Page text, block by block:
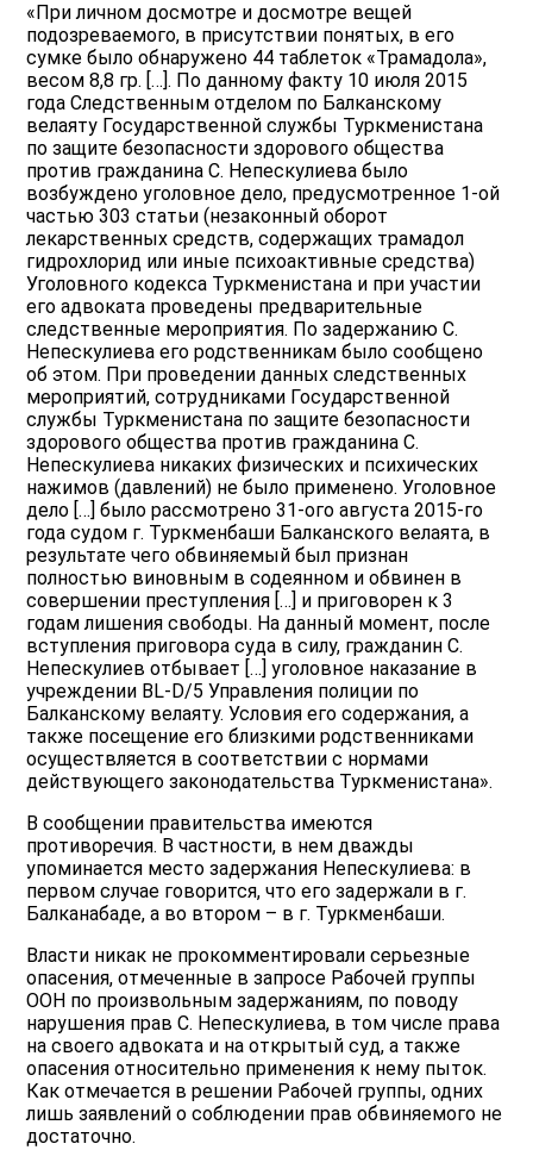
«При личном досмотре и досмотре вещей
подозреваемого, в присутствии понятых, в его
сумке было обнаружено 44 таблеток «Трамадола»,
весом 8,8 гр. […]. По данному факту 10 июля 2015
года Следственным отделом по Балканскому
велаяту Государственной службы Туркменистана
по защите безопасности здорового общества
против гражданина С. Непескулиева было
возбуждено уголовное дело, предусмотренное 1-ой
частью 303 статьи (незаконный оборот
лекарственных средств, содержащих трамадол
гидрохлорид или иные психоактивные средства)
Уголовного кодекса Туркменистана и при участии
его адвоката проведены предварительные
следственные мероприятия. По задержанию С.
Непескулиева его родственникам было сообщено
об этом. При проведении данных следственных
мероприятий, сотрудниками Государственной
службы Туркменистана по защите безопасности
здорового общества против гражданина С.
Непескулиева никаких физических и психических
нажимов (давлений) не было применено. Уголовное
дело […] было рассмотрено 31-ого августа 2015-го
года судом г. Туркменбаши Балканского велаята, в
результате чего обвиняемый был признан
полностью виновным в содеянном и обвинен в
совершении преступления […] и приговорен к 3
годам лишения свободы. На данный момент, после
вступления приговора суда в силу, гражданин С.
Непескулиев отбывает […] уголовное наказание в
учреждении BL-D/5 Управления полиции по
Балканскому велаяту. Условия его содержания, а
также посещение его близкими родственниками
осуществляется в соответствии с нормами
действующего законодательства Туркменистана».
В сообщении правительства имеются
противоречия. В частности, в нем дважды
упоминается место задержания Непескулиева: в
первом случае говорится, что его задержали в г.
Балканабаде, а во втором – в г. Туркменбаши.
Власти никак не прокомментировали серьезные
опасения, отмеченные в запросе Рабочей группы
ООН по произвольным задержаниям, по поводу
нарушения прав С. Непескулиева, в том числе права
на своего адвоката и на открытый суд, а также
опасения относительно применения к нему пыток.
Как отмечается в решении Рабочей группы, одних
лишь заявлений о соблюдении прав обвиняемого не
достаточно.